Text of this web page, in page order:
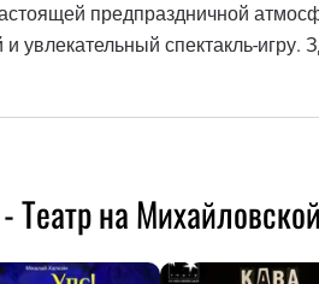
предпраздничной
увлекательный спектакль-игру.
Театр на Михайловской